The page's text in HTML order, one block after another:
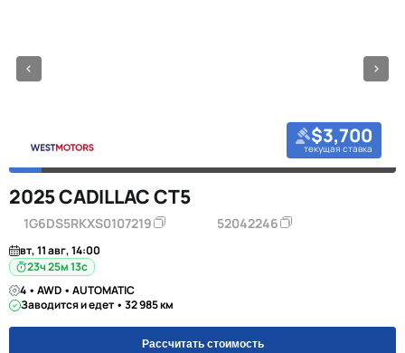
$3,700
текущая ставка
2025 CADILLAC CT5
1G6DS5RKXS0107219 52042246
вт, 11 авг, 14:00
23ч 25м 12с
4 • AWD • AUTOMATIC
Заводится и едет • 32 985 км
Рассчитать стоимость